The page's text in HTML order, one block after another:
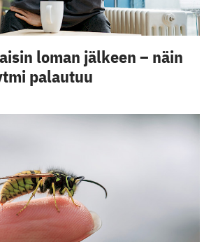
loman jälkeen – näin
palautuu